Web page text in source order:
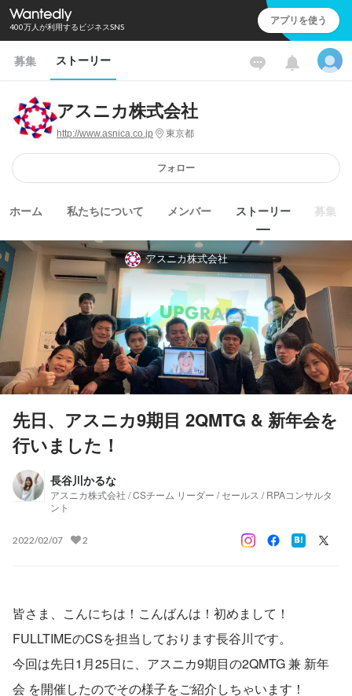
400万人が利用するビジネスSNS アプリを使う
募集 ストーリー
アスニカ株式会社
http://www.asnica.co.jp 東京都
フォロー
ホーム 私たちについて メンバー ストーリー 募集
アスニカ株式会社
先日、アスニカ9期目 2QMTG & 新年会を
行いました！
長谷川かるな
アスニカ株式会社 / CSチーム リーダー / セールス / RPAコンサルタ
ント
2022/02/07 2
皆さま、こんにちは！こんばんは！初めまして！
FULLTIMEのCSを担当しております長谷川です。
今回は先日1月25日に、アスニカ9期目の2QMTG 兼 新年
会 を開催したのでその様子をご紹介しちゃいます！